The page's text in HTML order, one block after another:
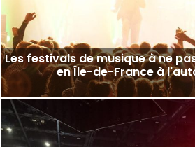
Les festivals de musique à ne
en Île-de-France à